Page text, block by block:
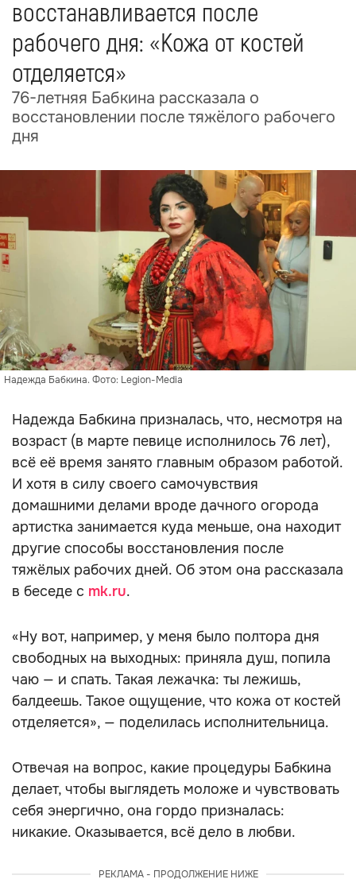
восстанавливается после
рабочего дня: «Кожа от костей
отделяется»
76-летняя Бабкина рассказала о
восстановлении после тяжёлого рабочего
дня
Надежда Бабкина. Фото: Legion-Media
Надежда Бабкина призналась, что, несмотря на
возраст (в марте певице исполнилось 76 лет),
всё её время занято главным образом работой.
И хотя в силу своего самочувствия
домашними делами вроде дачного огорода
артистка занимается куда меньше, она находит
другие способы восстановления после
тяжёлых рабочих дней. Об этом она рассказала
в беседе с mk.ru.
«Ну вот, например, у меня было полтора дня
свободных на выходных: приняла душ, попила
чаю — и спать. Такая лежачка: ты лежишь,
балдеешь. Такое ощущение, что кожа от костей
отделяется», — поделилась исполнительница.
Отвечая на вопрос, какие процедуры Бабкина
делает, чтобы выглядеть моложе и чувствовать
себя энергично, она гордо призналась:
никакие. Оказывается, всё дело в любви.
РЕКЛАМА - ПРОДОЛЖЕНИЕ НИЖЕ